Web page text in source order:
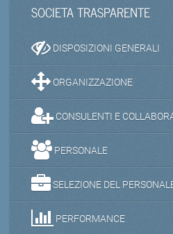
SOCIETA TRASPARENTE
DISPOSIZIONI GENERALI
ORGANIZZAZIONE
CONSULENTI E
PERSONALE
SELEZIONE DEL
PERFORMANCE